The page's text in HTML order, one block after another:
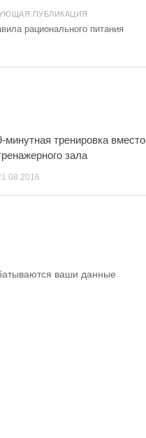
ПУБЛИКАЦИЯ
рационального питания
минутная тренировка вместо
зала
ваши данные